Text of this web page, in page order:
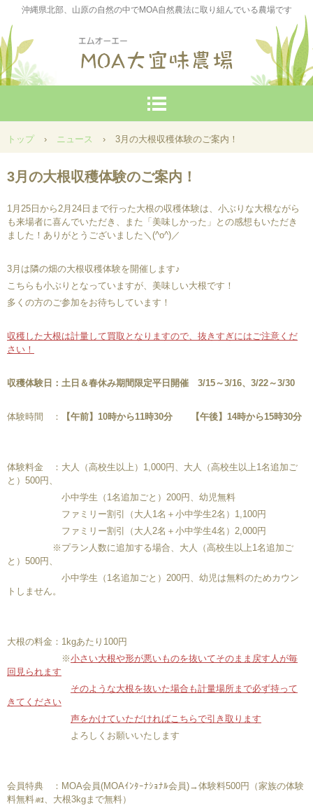
沖縄県北部、山原の自然の中でMOA自然農法に取り組んでいる農場です
トップ › ニュース › 3月の大根収穫体験のご案内！
3月の大根収穫体験のご案内！
1月25日から2月24日まで行った大根の収穫体験は、小ぶりな大根ながら
も来場者に喜んでいただき、また「美味しかった」との感想もいただき
ました！ありがとうございました＼(^o^)／
3月は隣の畑の大根収穫体験を開催します♪
こちらも小ぶりとなっていますが、美味しい大根です！
多くの方のご参加をお待ちしています！
収穫した大根は計量して買取となりますので、抜きすぎにはご注意くだ
さい！
収穫体験日：土日＆春休み期間限定平日開催 3/15～3/16、3/22～3/30
体験時間 ： 【午前】10時から11時30分 【午後】14時から15時30分
体験料金 ：大人（高校生以上）1,000円、大人（高校生以上1名追加ご
と）500円、
小中学生（1名追加ごと）200円、幼児無料
ファミリー割引（大人1名＋小中学生2名）1,100円
ファミリー割引（大人2名＋小中学生4名）2,000円
※プラン人数に追加する場合、大人（高校生以上1名追加ご
と）500円、
小中学生（1名追加ごと）200円、幼児は無料のためカウン
トしません。
大根の料金：1kgあたり100円
※小さい大根や形が悪いものを抜いてそのまま戻す人が毎
回見られます
そのような大根を抜いた場合も計量場所まで必ず持って
きてください
声をかけていただければこちらで引き取ります
よろしくお願いいたします
会員特典 ：MOA会員(MOAｲﾝﾀｰﾅｼｮﾅﾙ会員)→体験料500円（家族の体験
料無料※1、大根3kgまで無料）